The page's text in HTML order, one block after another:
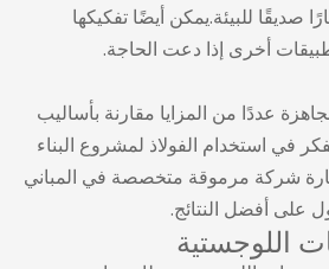
صديقًا للبيئة.يمكن أيضًا تفكيكها
أخرى إذا دعت الحاجة.
عددًا من المزايا مقارنة بأساليب
تفكر في استخدام الفولاذ لمشروع البناء
شركة مرموقة متخصصة في المباني
على أفضل النتائج.
اللوجستية